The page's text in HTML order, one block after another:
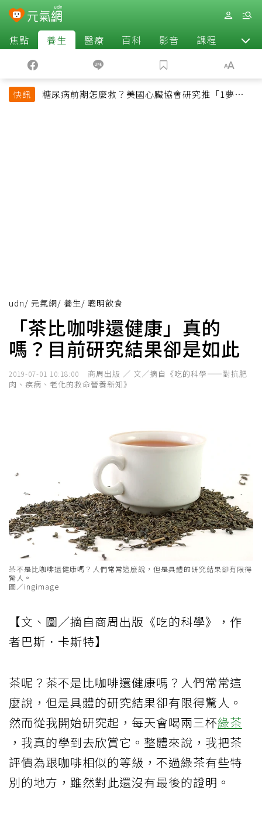
焦點 養生 醫療 百科 影音 課程 退休
快訊
糖尿病前期怎麼救？美國心臟協會研究推「1夢幻水
udn/ 元氣網/ 養生/ 聰明飲食
「茶比咖啡還健康」真的
嗎？目前研究結果卻是如此
2019-07-01 10:18:00
商周出版 ／ 文／摘自《吃的科學——對抗肥
肉、疾病、老化的救命營養新知》
茶不是比咖啡還健康嗎？人們常常這麼說，但是具體的研究結果卻有限得
驚人。
圖／ingimage
【文、圖／摘自商周出版《吃的科學》，作
者巴斯．卡斯特】
茶呢？茶不是比咖啡還健康嗎？人們常常這
麼說，但是具體的研究結果卻有限得驚人。
然而從我開始研究起，每天會喝兩三杯綠茶
，我真的學到去欣賞它。整體來說，我把茶
評價為跟咖啡相似的等級，不過綠茶有些特
別的地方，雖然對此還沒有最後的證明。